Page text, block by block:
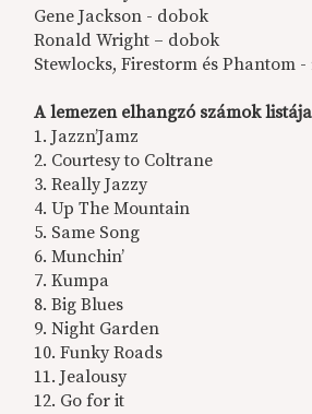
Gene Jackson - dobok
Ronald Wright – dobok
Stewlocks, Firestorm és Phantom -
A lemezen elhangzó számok
1. Jazzn’Jamz
2. Courtesy to Coltrane
3. Really Jazzy
4. Up The Mountain
5. Same Song
6. Munchin’
7. Kumpa
8. Big Blues
9. Night Garden
10. Funky Roads
11. Jealousy
12. Go for it